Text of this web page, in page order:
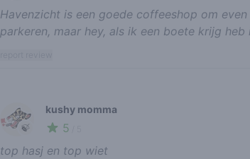
Havenzicht is een goede coffeeshop om
parkeren, maar hey, als ik een boete krijg
🍃
kushy momma
5
top hasj en top wiet